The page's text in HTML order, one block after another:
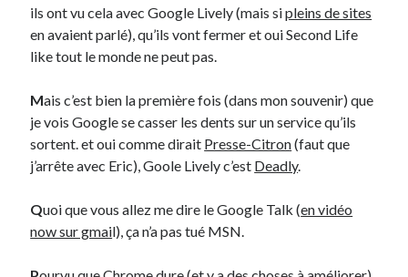
Anthony dansComment j’ai opéré ma vélorution toute personnelle
Renaud Ducherdans Comment j’ai opéré ma vélorution toute
On parle de quoi ?
A Lyon
Bon plan du dimanche
Daddy
Engagé
ils ont vu cela avec Google Lively (mais sipleins de sites
en avaient parlé), qu’ils vont fermer et oui Second Life
like tout le monde ne peut pas.
Mais c’est bien la première fois (dans mon souvenir) que
je vois Google se casser les dents sur un service qu’ils
sortent. et oui comme dirait Presse-Citron(faut que
j’arrête avec Eric), Goole Lively c’est Deadly.
Quoi que vous allez me dire le Google Talk (en vidéo
now sur gmail), ça n’a pas tué MSN.